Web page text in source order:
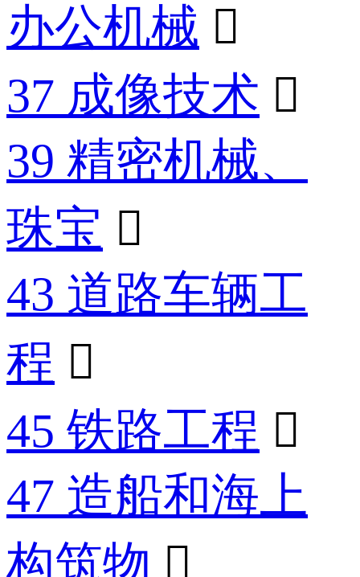
办公机械 
37 成像技术 
39 精密机械、
珠宝 
43 道路车辆工
程 
45 铁路工程 
47 造船和海上
构筑物 